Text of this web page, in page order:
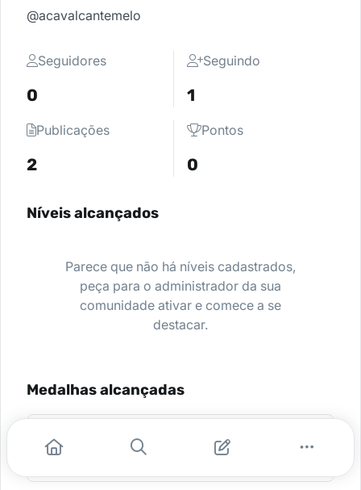
@acavalcantemelo
Seguidores
0
Seguindo
1
Publicações
2
Pontos
0
Níveis alcançados
Parece que não há níveis cadastrados,
peça para o administrador da sua
comunidade ativar e comece a se
destacar.
Medalhas alcançadas
Aluno do Curso Humanidades
Médicas